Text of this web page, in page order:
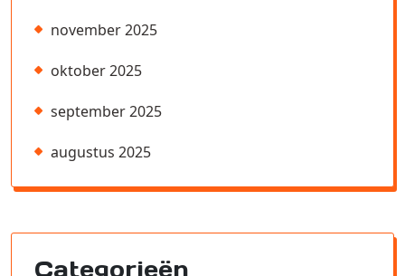
november 2025
oktober 2025
september 2025
augustus 2025
Categorieën